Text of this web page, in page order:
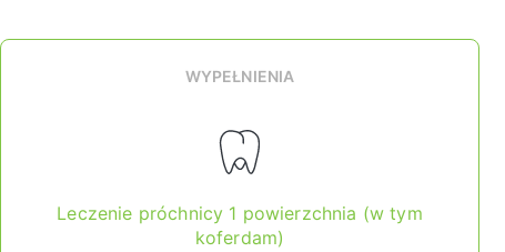
WYPEŁNIENIA
Leczenie próchnicy 1 powierzchnia (w tym
koferdam)